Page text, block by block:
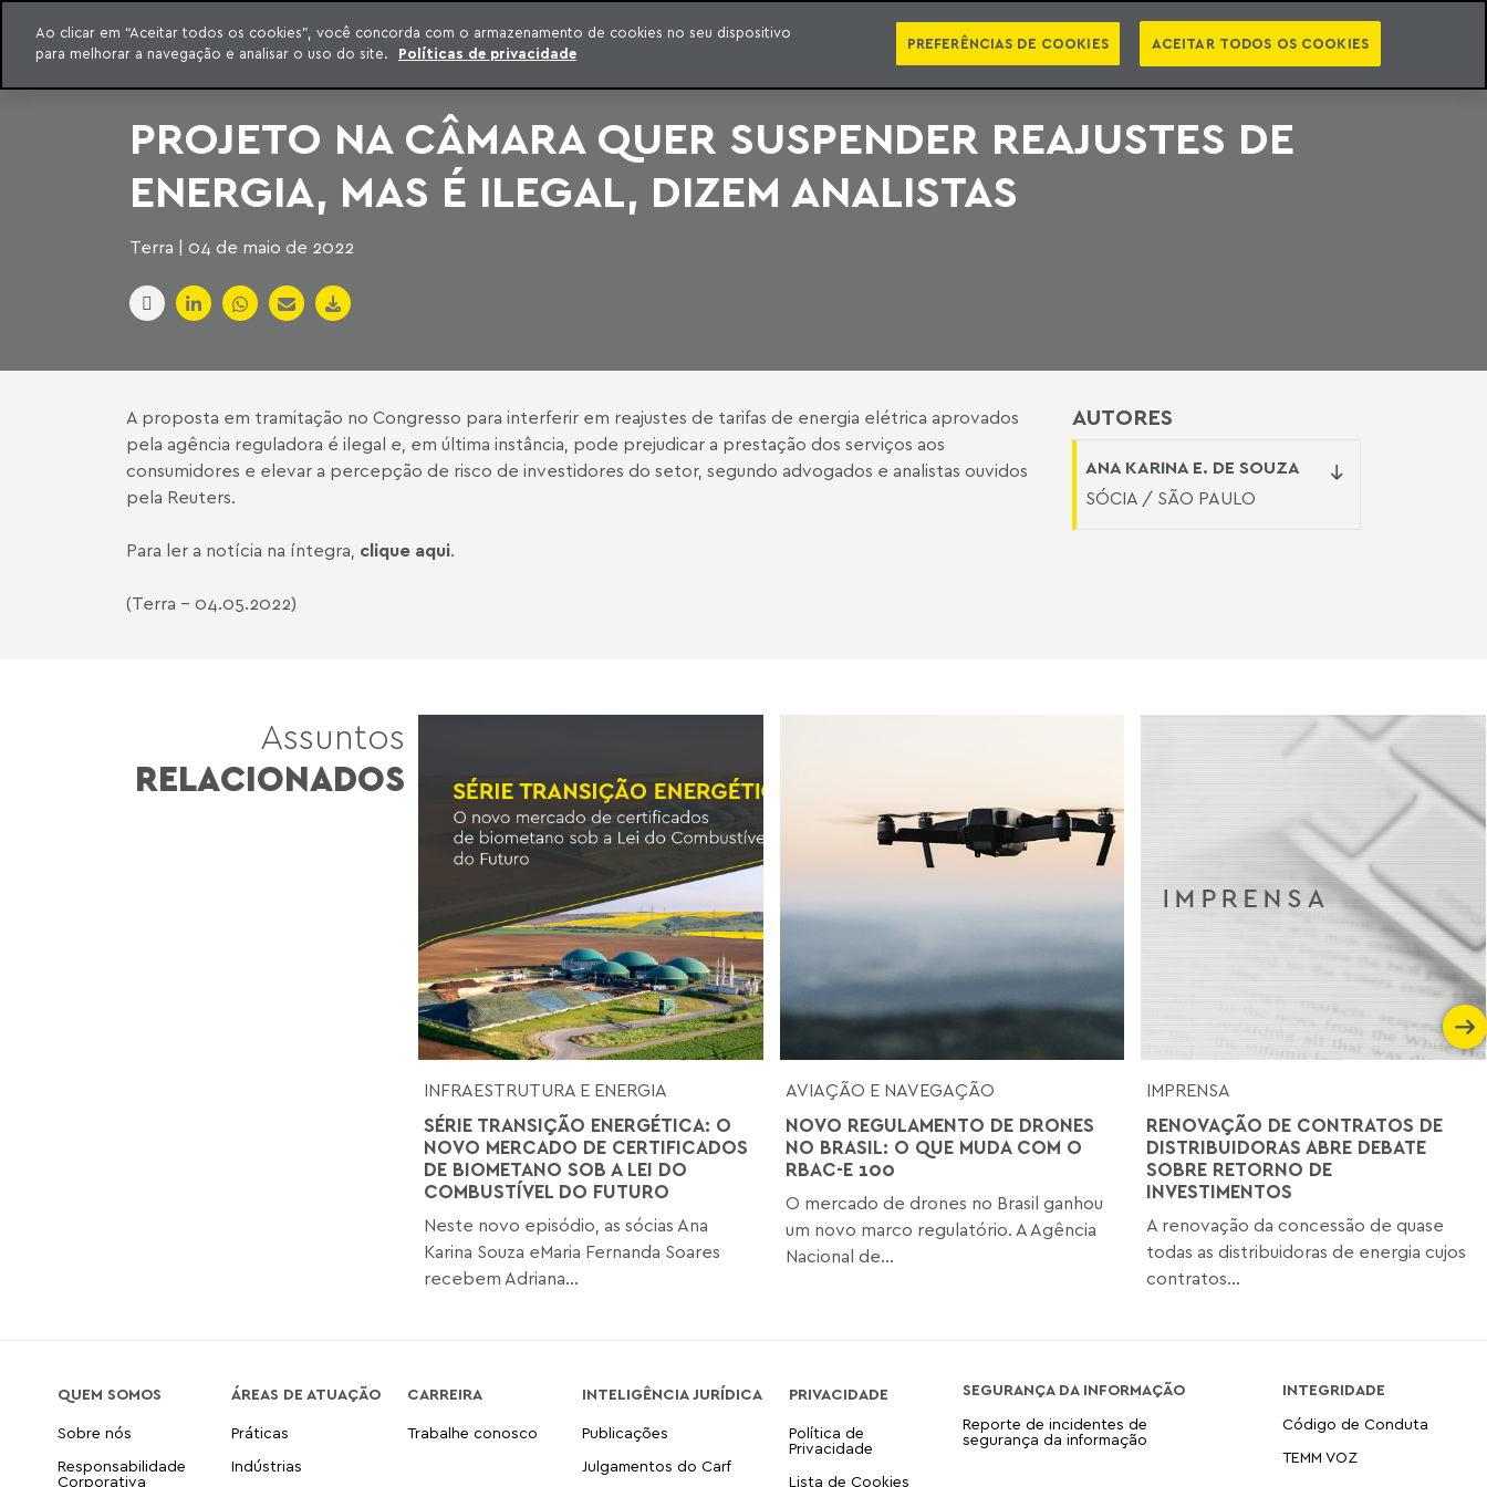
para o conteúdo
Machado Meyer
INTELIGÊNCIA JURÍDICA
CONTEÚDO EXCLUSIVO MACHADO MEYER ADVOGADOS
SÉRIES PUBLICAÇÕES EBOOKS PODCASTS NEWSLETTER VIDEOCASTS PT EN CATEGORIAS
PROJETO NA CÂMARA QUER SUSPENDER REAJUSTES DE
ENERGIA, MAS É ILEGAL, DIZEM ANALISTAS
Terra | 04 de maio de 2022
AUTORES
ANA KARINA E. DE SOUZA
SÓCIA / SÃO PAULO
A proposta em tramitação no Congresso para interferir em reajustes de tarifas de energia elétrica aprovados
pela agência reguladora é ilegal e, em última instância, pode prejudicar a prestação dos serviços aos
consumidores e elevar a percepção de risco de investidores do setor, segundo advogados e analistas ouvidos
pela Reuters.
Para ler a notícia na íntegra, clique aqui.
(Terra - 04.05.2022)
Assuntos
RELACIONADOS
INFRAESTRUTURA E ENERGIA
SÉRIE TRANSIÇÃO ENERGÉTICA: O
NOVO MERCADO DE CERTIFICADOS
DE BIOMETANO SOB A LEI DO
COMBUSTÍVEL DO FUTURO
Neste novo episódio, as sócias Ana
Karina Souza eMaria Fernanda Soares
recebem Adriana...
AVIAÇÃO E NAVEGAÇÃO
NOVO REGULAMENTO DE DRONES
NO BRASIL: O QUE MUDA COM O
RBAC-E 100
O mercado de drones no Brasil ganhou
um novo marco regulatório. A Agência
Nacional de...
IMPRENSA
RENOVAÇÃO DE CONTRATOS DE
DISTRIBUIDORAS ABRE DEBATE
SOBRE RETORNO DE
INVESTIMENTOS
A renovação da concessão de quase
todas as distribuidoras de energia cujos
contratos...
QUEM SOMOS
Sobre nós
Responsabilidade
Corporativa
ÁREAS DE ATUAÇÃO
Práticas
Indústrias
CARREIRA
Trabalhe conosco
INTELIGÊNCIA JURÍDICA
Publicações
Julgamentos do Carf
PRIVACIDADE
Política de
Privacidade
Lista de Cookies
SEGURANÇA DA INFORMAÇÃO
Reporte de incidentes de
segurança da informação
INTEGRIDADE
Código de Conduta
TEMM VOZ
Ao clicar em “Aceitar todos os cookies”, você concorda com o armazenamento de cookies no seu dispositivo
para melhorar a navegação e analisar o uso do site.
Políticas de privacidade
PREFERÊNCIAS DE COOKIES ACEITAR TODOS OS COOKIES